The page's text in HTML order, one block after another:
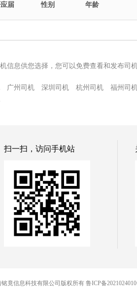
届 性别 年龄
信息供您选择，您可以免费查看和发布司机
广州司机 深圳司机 杭州司机 福州司
扫一扫，访问手机站
竟信息科技有限公司版权所有 鲁ICP备